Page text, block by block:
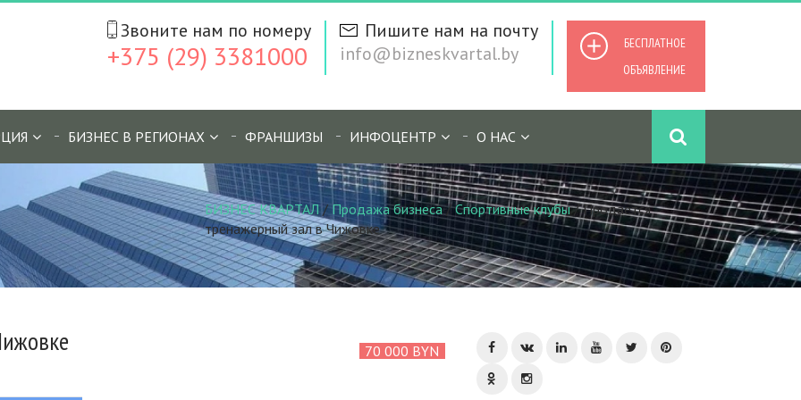
БЕСПЛАТНОЕ
ОБЪЯВЛЕНИЕ
Пишите нам на почту
info@bizneskvartal.by
Звоните нам по номеру
+375 (29) 3381000
БИЗНЕС В РЕГИОНАХ ФРАНШИЗЫ ИНФОЦЕНТР О НАС
БИЗНЕС КВАРТАЛ / Продажа бизнеса/Спортивные клубы/Продается
тренажерный зал в Чижовке
70 000 BYN